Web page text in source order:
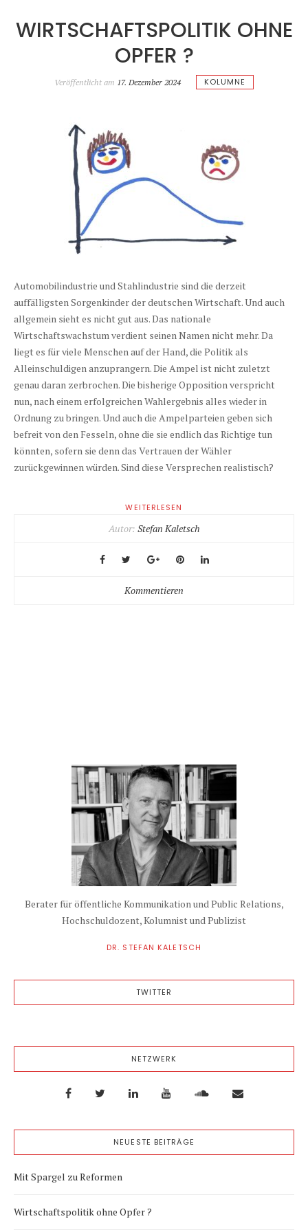
WIRTSCHAFTSPOLITIK OHNE
OPFER ?
Veröffentlicht am 17. Dezember 2024 KOLUMNE
Automobilindustrie und Stahlindustrie sind die derzeit
auffälligsten Sorgenkinder der deutschen Wirtschaft. Und auch
allgemein sieht es nicht gut aus. Das nationale
Wirtschaftswachstum verdient seinen Namen nicht mehr. Da
liegt es für viele Menschen auf der Hand, die Politik als
Alleinschuldigen anzuprangern. Die Ampel ist nicht zuletzt
genau daran zerbrochen. Die bisherige Opposition verspricht
nun, nach einem erfolgreichen Wahlergebnis alles wieder in
Ordnung zu bringen. Und auch die Ampelparteien geben sich
befreit von den Fesseln, ohne die sie endlich das Richtige tun
könnten, sofern sie denn das Vertrauen der Wähler
zurückgewinnen würden. Sind diese Versprechen realistisch?
WEITERLESEN
Autor: Stefan Kaletsch
Kommentieren
Berater für öffentliche Kommunikation und Public Relations,
Hochschuldozent, Kolumnist und Publizist
DR. STEFAN KALETSCH
TWITTER
NETZWERK
NEUESTE BEITRÄGE
Mit Spargel zu Reformen
Wirtschaftspolitik ohne Opfer ?